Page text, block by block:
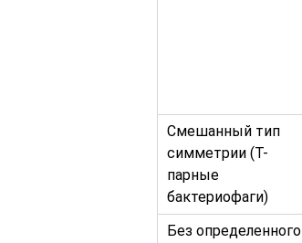
Смешанный тип
симметрии (Т-
парные
бактериофаги)
Без определенного